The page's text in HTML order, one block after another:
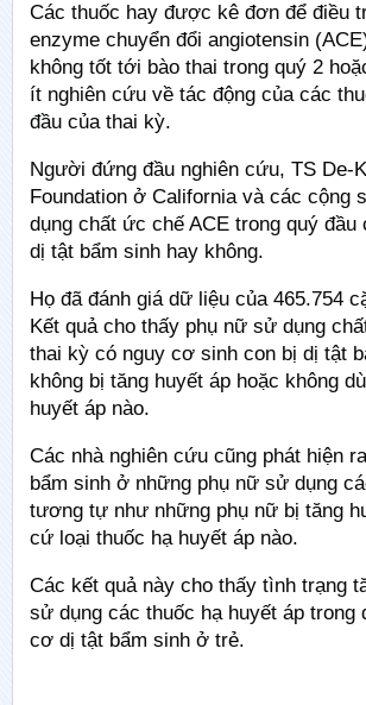
Các thuốc hay được kê đơn để điều
enzyme chuyển đổi angiotensin
không tốt tới bào thai trong quý 2
ít nghiên cứu về tác động của các
đầu của thai kỳ.
Người đứng đầu nghiên cứu, TS De-
Foundation ở California và các cộng
dụng chất ức chế ACE trong quý
dị tật bẩm sinh hay không.
Họ đã đánh giá dữ liệu của 465.754
Kết quả cho thấy phụ nữ sử dụng
thai kỳ có nguy cơ sinh con bị dị tật
không bị tăng huyết áp hoặc không
huyết áp nào.
Các nhà nghiên cứu cũng phát hiện
bẩm sinh ở những phụ nữ sử dụng
tương tự như những phụ nữ bị tăng
cứ loại thuốc hạ huyết áp nào.
Các kết quả này cho thấy tình trạng
sử dụng các thuốc hạ huyết áp trong
cơ dị tật bẩm sinh ở trẻ.